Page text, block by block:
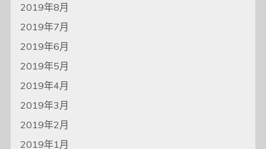
2019年8月
2019年7月
2019年6月
2019年5月
2019年4月
2019年3月
2019年2月
2019年1月